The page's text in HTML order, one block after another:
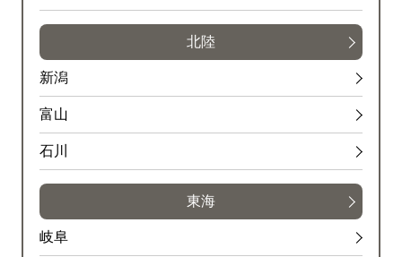
北陸
新潟
富山
石川
東海
岐阜